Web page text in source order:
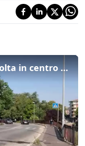
Estate con la viabilità stravolta in centro a Treviso: tutto quello che c'è da sapere